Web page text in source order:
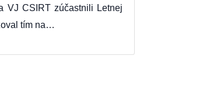
VJ CSIRT zúčastnili Letnej
tím na…